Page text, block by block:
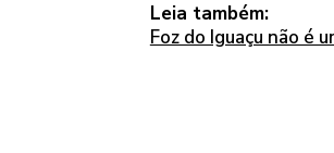
Leia também:
Foz do Iguaçu não é